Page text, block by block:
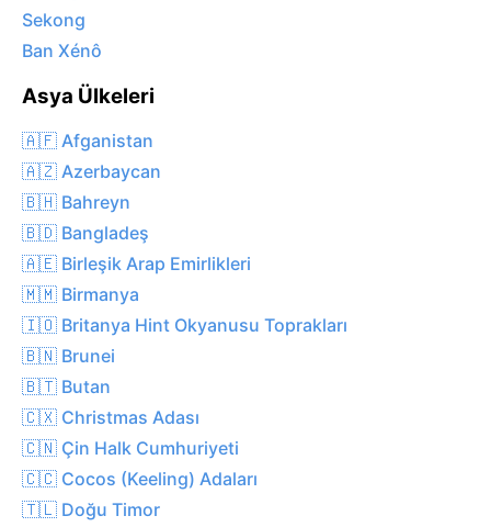
Sekong
Ban Xénô
Asya Ülkeleri
🇦🇫 Afganistan
🇦🇿 Azerbaycan
🇧🇭 Bahreyn
🇧🇩 Bangladeş
🇦🇪 Birleşik Arap Emirlikleri
🇲🇲 Birmanya
🇮🇴 Britanya Hint Okyanusu Toprakları
🇧🇳 Brunei
🇧🇹 Butan
🇨🇽 Christmas Adası
🇨🇳 Çin Halk Cumhuriyeti
🇨🇨 Cocos (Keeling) Adaları
🇹🇱 Doğu Timor